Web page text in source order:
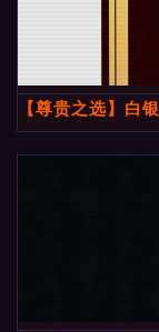
【尊贵之选】